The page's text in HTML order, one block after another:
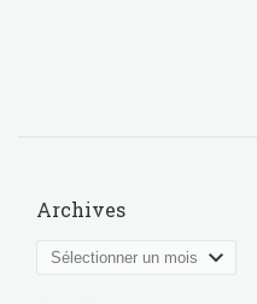
Archives
Archives